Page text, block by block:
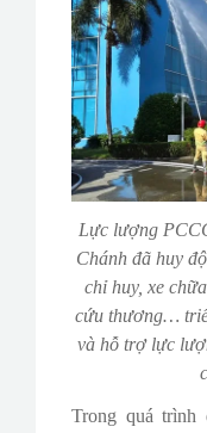
Lực lượng
Chánh đã huy
chỉ huy, xe
cứu thương…
và hỗ trợ lực
Trong quá trình